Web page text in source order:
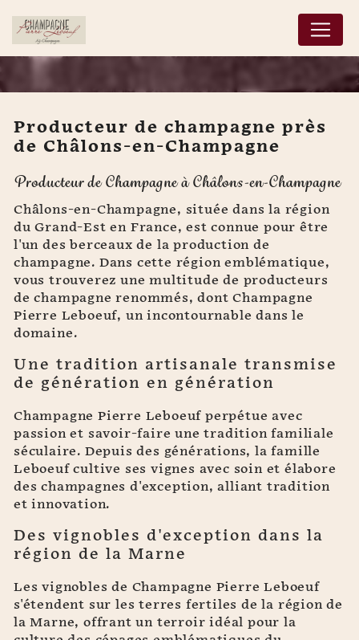
Producteur de
champagne près de
Châlons-en-Champagne
Producteur de champagne près
de Châlons-en-Champagne
Producteur de Champagne à Châlons-en-Champagne
Châlons-en-Champagne, située dans la région
du Grand-Est en France, est connue pour être
l'un des berceaux de la production de
champagne. Dans cette région emblématique,
vous trouverez une multitude de producteurs
de champagne renommés, dont Champagne
Pierre Leboeuf, un incontournable dans le
domaine.
Une tradition artisanale transmise
de génération en génération
Champagne Pierre Leboeuf perpétue avec
passion et savoir-faire une tradition familiale
séculaire. Depuis des générations, la famille
Leboeuf cultive ses vignes avec soin et élabore
des champagnes d'exception, alliant tradition
et innovation.
Des vignobles d'exception dans la
région de la Marne
Les vignobles de Champagne Pierre Leboeuf
s'étendent sur les terres fertiles de la région de
la Marne, offrant un terroir idéal pour la